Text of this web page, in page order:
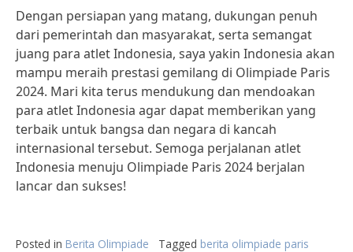
Dengan persiapan yang matang, dukungan penuh
dari pemerintah dan masyarakat, serta semangat
juang para atlet Indonesia, saya yakin Indonesia akan
mampu meraih prestasi gemilang di Olimpiade Paris
2024. Mari kita terus mendukung dan mendoakan
para atlet Indonesia agar dapat memberikan yang
terbaik untuk bangsa dan negara di kancah
internasional tersebut. Semoga perjalanan atlet
Indonesia menuju Olimpiade Paris 2024 berjalan
lancar dan sukses!
Posted in Berita Olimpiade Tagged berita olimpiade paris